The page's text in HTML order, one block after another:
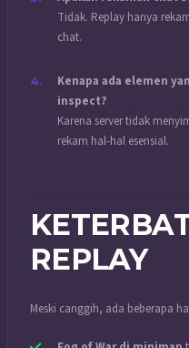
Tidak. Replay hanya
chat.
Kenapa ada elemen
inspect?
Karena server tidak
rekam hal-hal esensial.
REPLAY
Meski canggih, ada beberapa